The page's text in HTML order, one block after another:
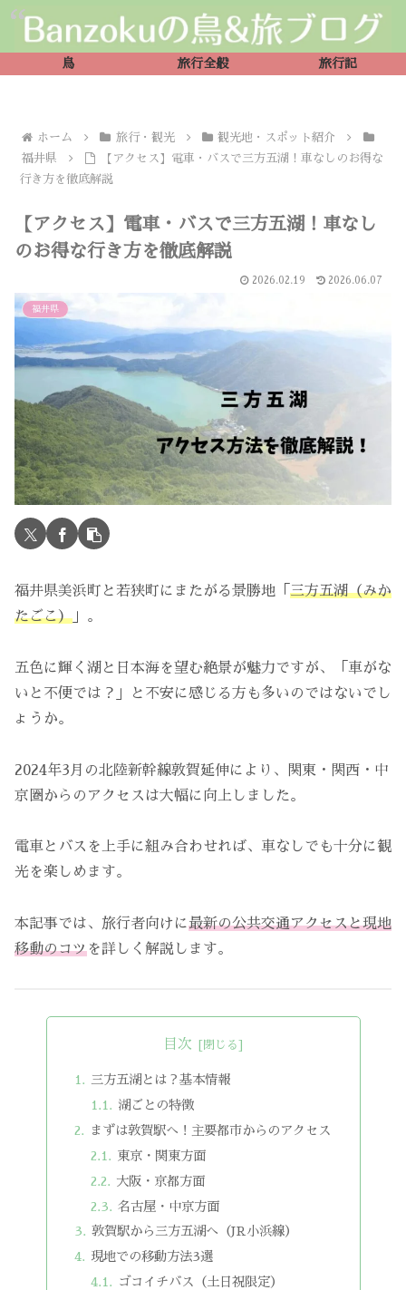
鳥 旅行全般 旅行記
ホーム 旅行・観光
観光地・スポット紹介
福井県
【アクセス】電車・バスで三方五湖！車なしのお得な
行き方を徹底解説
【アクセス】電車・バスで三方五湖！車なし
のお得な行き方を徹底解説
2026.02.19 2026.06.07
福井県
福井県美浜町と若狭町にまたがる景勝地「 三方五湖（みか
たごこ） 」。
五色に輝く湖と日本海を望む絶景が魅力ですが、「車がな
いと不便では？」と不安に感じる方も多いのではないでし
ょうか。
2024年3月の北陸新幹線敦賀延伸により、関東・関西・中
京圏からのアクセスは大幅に向上しました。
電車とバスを上手に組み合わせれば、車なしでも十分に観
光を楽しめます。
本記事では、旅行者向けに最新の公共交通アクセスと現地
移動のコツを詳しく解説します。
目次
三方五湖とは？基本情報
湖ごとの特徴
まずは敦賀駅へ！主要都市からのアクセス
東京・関東方面
大阪・京都方面
名古屋・中京方面
敦賀駅から三方五湖へ（JR小浜線）
現地での移動方法3選
ゴコイチバス（土日祝限定）